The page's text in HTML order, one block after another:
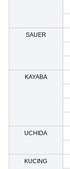
SAUER
KAYABA
UCHIDA
KUCING